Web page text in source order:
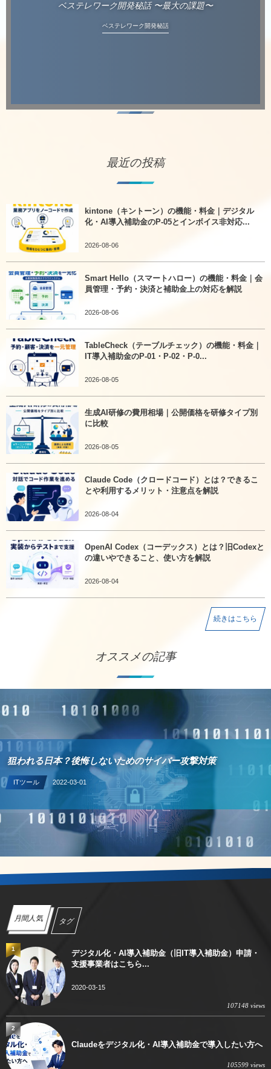
ベステレワーク開発秘話 〜最大の課題〜
ベステレワーク開発秘話
最近の投稿
kintone（キントーン）の機能・料金｜デジタル
化・AI導入補助金のP-05とインボイス非対応...
2026-08-06
Smart Hello（スマートハロー）の機能・料金｜会
員管理・予約・決済と補助金上の対応を解説
2026-08-06
TableCheck（テーブルチェック）の機能・料金｜
IT導入補助金のP-01・P-02・P-0...
2026-08-05
生成AI研修の費用相場｜公開価格を研修タイプ別
に比較
2026-08-05
Claude Code（クロードコード）とは？できるこ
とや利用するメリット・注意点を解説
2026-08-04
OpenAI Codex（コーデックス）とは？旧Codexと
の違いやできること、使い方を解説
2026-08-04
続きはこちら
オススメの記事
狙われる日本？後悔しないためのサイバー攻撃対策
ITツール 2022-03-01
月間人気 タグ
デジタル化・AI導入補助金（旧IT導入補助金）申請・
支援事業者はこちら...
2020-03-15
107148 views
1
Claudeをデジタル化・AI導入補助金で導入したい方へ
105599 views
2